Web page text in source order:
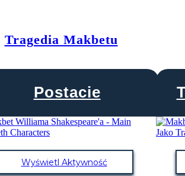
Tragedia Makbetu
Postacie
Wyświetl Aktywność